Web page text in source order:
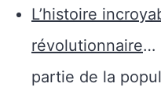
L’histoire
révolutionnaire…
partie de la